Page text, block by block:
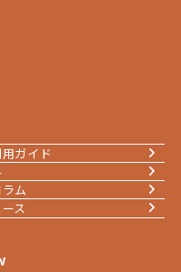
用ガイド
ム
ス